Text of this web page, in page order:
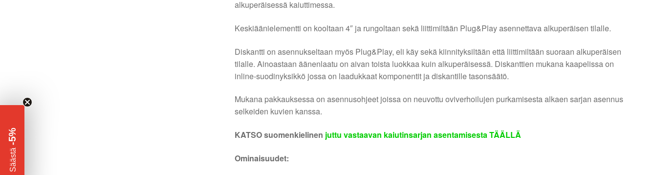
alkuperäisessä kaiuttimessa.
Keskiäänielementti on kooltaan 4″ ja rungoltaan sekä liittimiltään Plug&Play asennettava alkuperäisen tilalle.
Diskantti on asennukseltaan myös Plug&Play, eli käy sekä kiinnityksiltään että liittimiltään suoraan alkuperäisen
tilalle. Ainoastaan äänenlaatu on aivan toista luokkaa kuin alkuperäisessä. Diskanttien mukana kaapelissa on
inline-suodinyksikkö jossa on laadukkaat komponentit ja diskantille tasonsäätö.
Mukana pakkauksessa on asennusohjeet joissa on neuvottu oviverhoilujen purkamisesta alkaen sarjan asennus
selkeiden kuvien kanssa.
KATSO suomenkielinen juttu vastaavan kaiutinsarjan asentamisesta TÄÄLLÄ
Ominaisuudet:
Säästä
-5%